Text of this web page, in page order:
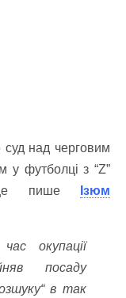
суд над черговим
у футболці з “Z”
це пише
Ізюм
окупації
посаду
в так